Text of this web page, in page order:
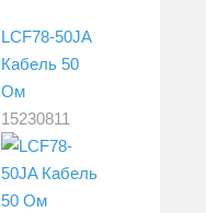
LCF78-50JA
Кабель 50
Ом
15230811